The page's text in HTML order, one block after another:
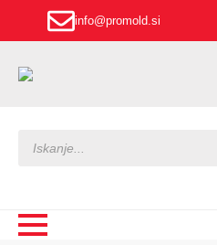
info@promold.si
search